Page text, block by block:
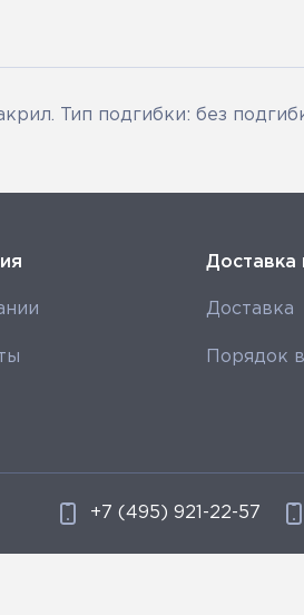
Тип подгибки: без
Доставка
Доставка
Порядок
+7 (495) 921-22-57